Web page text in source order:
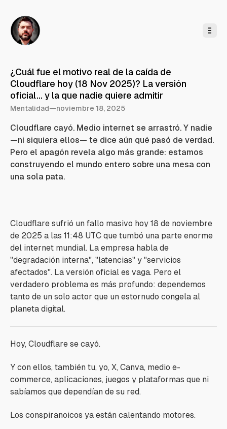
¿Cuál fue el motivo real de la caída de
Cloudflare hoy (18 Nov 2025)? La versión
oficial... y la que nadie quiere admitir
Mentalidad—noviembre 18, 2025
Cloudflare cayó. Medio internet se arrastró. Y nadie
—ni siquiera ellos— te dice aún qué pasó de verdad.
Pero el apagón revela algo más grande: estamos
construyendo el mundo entero sobre una mesa con
una sola pata.
Cloudflare sufrió un fallo masivo hoy 18 de noviembre
de 2025 a las 11:48 UTC que tumbó una parte enorme
del internet mundial. La empresa habla de
"degradación interna", "latencias" y "servicios
afectados". La versión oficial es vaga. Pero el
verdadero problema es más profundo: dependemos
tanto de un solo actor que un estornudo congela al
planeta digital.
Hoy, Cloudflare se cayó.
Y con ellos, también tu, yo, X, Canva, medio e-
commerce, aplicaciones, juegos y plataformas que ni
sabíamos que dependían de su red.
Los conspiranoicos ya están calentando motores.